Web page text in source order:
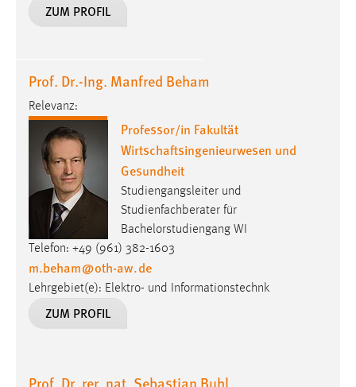
ZUM PROFIL
Prof. Dr.-Ing. Manfred Beham
Relevanz:
Professor/in Fakultät
Wirtschaftsingenieurwesen und
Gesundheit
Studiengangsleiter und
Studienfachberater für
Bachelorstudiengang WI
Telefon: +49 (961) 382-1603
m.beham@oth-aw.de
Lehrgebiet(e): Elektro- und Informationstechnk
ZUM PROFIL
Prof. Dr. rer. nat. Sebastian Buhl
STATISTIK
unsere Besucher unsere Website nutzen.
Matomo
Name:
_pk_ref, _pk_cvar, _pk_id, _pk_ses
Zweck:
Zugriffsstatistik
Cookie Laufzeit:
Max. 13 Monate
MARKETING
Sie tun dies, indem sie Besucher über Websites